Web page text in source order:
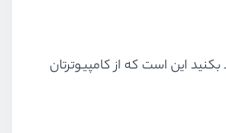
این است که از کامپیوترتان